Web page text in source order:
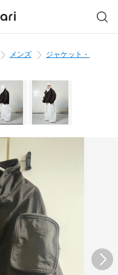
メンズ
ジャケット・